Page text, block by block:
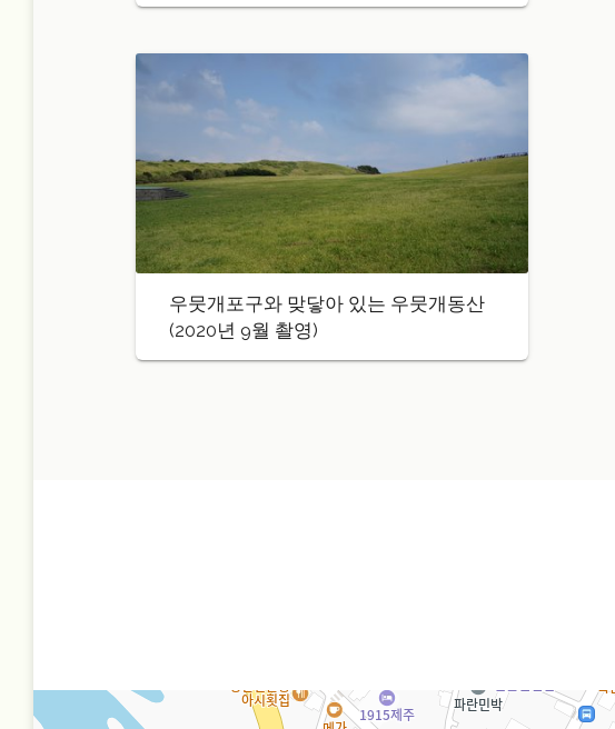
우뭇개포구와 맞닿아 있는 우뭇개동산
(2020년 9월 촬영)